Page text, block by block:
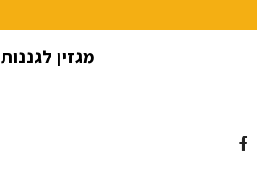
מגזין לגננות